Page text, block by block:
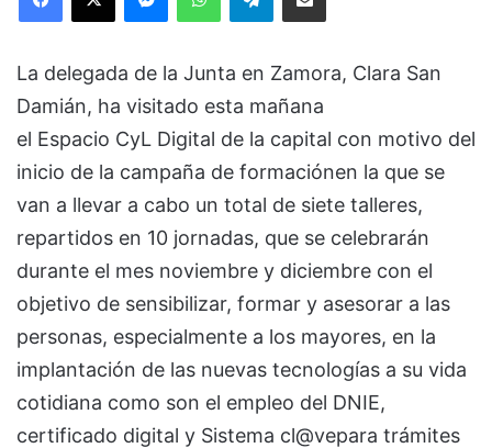
La delegada de la Junta en Zamora, Clara San
Damián, ha visitado esta mañana
el Espacio CyL Digital de la capital con motivo del
inicio de la campaña de formaciónen la que se
van a llevar a cabo un total de siete talleres,
repartidos en 10 jornadas, que se celebrarán
durante el mes noviembre y diciembre con el
objetivo de sensibilizar, formar y asesorar a las
personas, especialmente a los mayores, en la
implantación de las nuevas tecnologías a su vida
cotidiana como son el empleo del DNIE,
certificado digital y Sistema cl@vepara trámites